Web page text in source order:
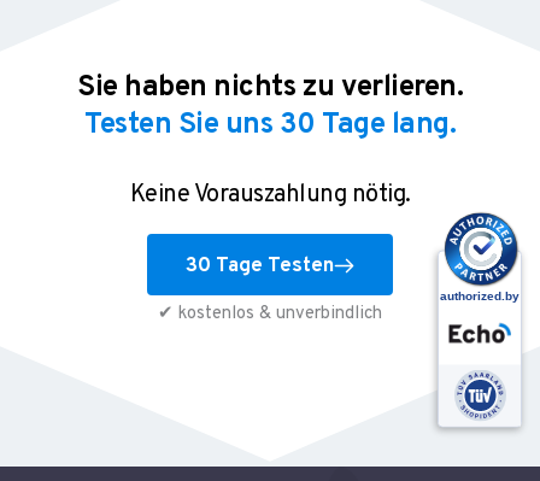
Sie haben nichts zu verlieren.
Testen Sie uns 30 Tage lang.
Keine Vorauszahlung nötig.
30 Tage Testen
✔ kostenlos & unverbindlich